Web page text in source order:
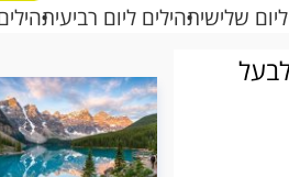
שלישיתהילים ליום רביעי